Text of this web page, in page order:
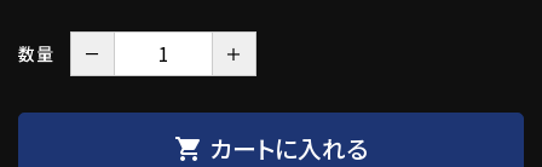
数量 － ＋
shopping_cart カートに入れる